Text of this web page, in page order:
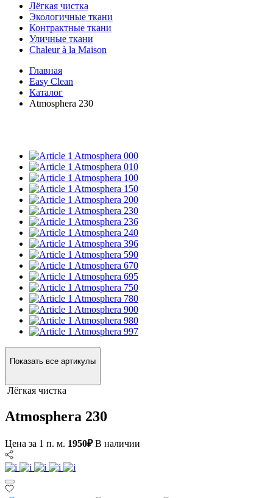
Лёгкая чистка
Экологичные ткани
Контрактные ткани
Уличные ткани
Сhaleur à la Maison
Главная
Easy Clean
Каталог
Atmosphera 230
Atmosphera 000
Atmosphera 010
Atmosphera 100
Atmosphera 150
Atmosphera 200
Atmosphera 230
Atmosphera 236
Atmosphera 240
Atmosphera 396
Atmosphera 590
Atmosphera 670
Atmosphera 695
Atmosphera 750
Atmosphera 780
Atmosphera 900
Atmosphera 980
Atmosphera 997
Показать все артикулы
Лёгкая чистка
Atmosphera 230
Цена за 1 п. м. 1950₽ В наличии